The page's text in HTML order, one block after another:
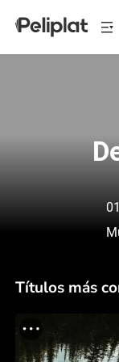
Títulos más